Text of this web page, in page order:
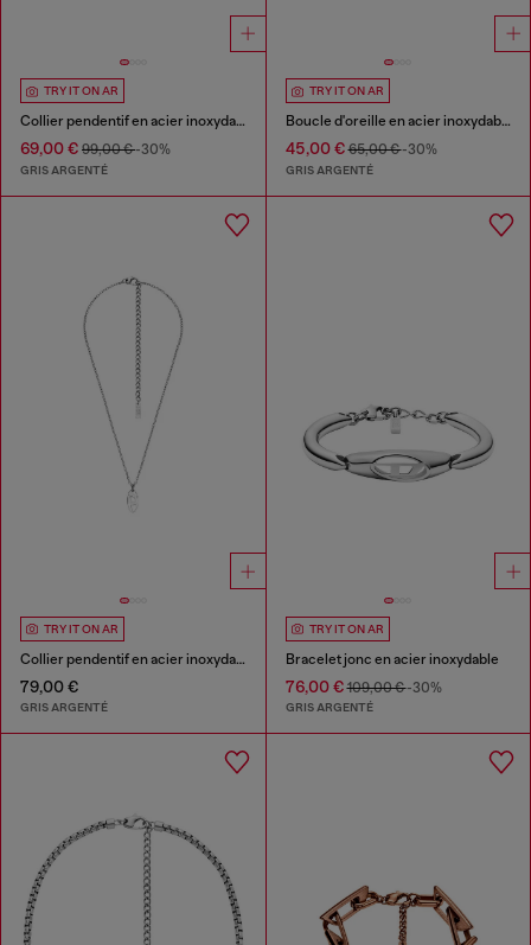
TRY IT ON AR
Collier pendentif en acier inoxydable
69,00 € 99,00 €-30%
GRIS ARGENTÉ
TRY IT ON AR
Boucle d'oreille en acier inoxydable
45,00 €65,00 €-30%
GRIS ARGENTÉ
TRY IT ON AR
Collier pendentif en acier inoxydable
79,00 €
GRIS ARGENTÉ
TRY IT ON AR
Bracelet jonc en acier inoxydable
76,00 €109,00 €-30%
GRIS ARGENTÉ